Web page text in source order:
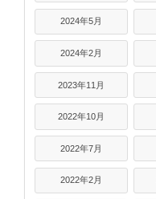
2024年5月
2024年2月
2023年11月
2022年10月
2022年7月
2022年2月